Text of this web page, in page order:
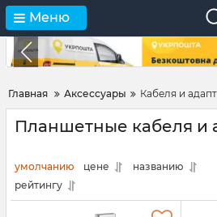
Меню
Главная Аксессуары Кабеля и
Планшетные кабеля и
умолчанию цене
названию
рейтингу